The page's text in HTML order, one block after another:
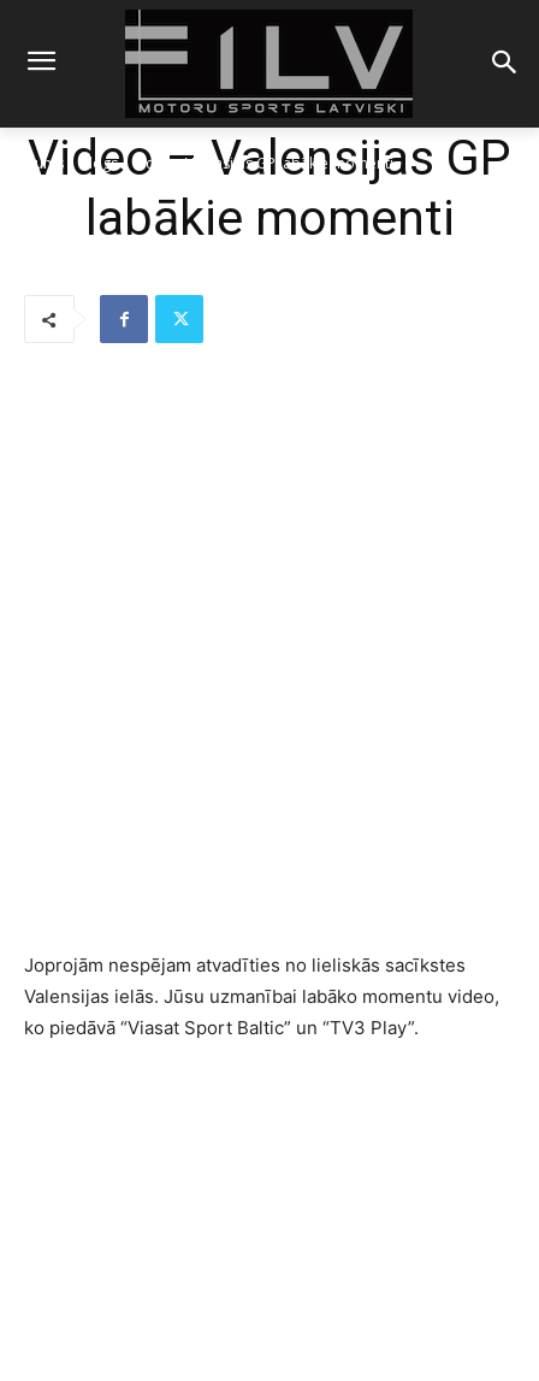
Sākums Blogs Video - Valensijas GP labākie momenti
Video – Valensijas GP
labākie momenti
Joprojām nespējam atvadīties no lieliskās sacīkstes
Valensijas ielās. Jūsu uzmanībai labāko momentu video,
ko piedāvā “Viasat Sport Baltic” un “TV3 Play”.